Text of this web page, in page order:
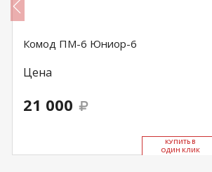
Комод ПМ-6 Юниор-6
Цена
21 000
КУ­ПИТЬ В
ОДИН КЛИК